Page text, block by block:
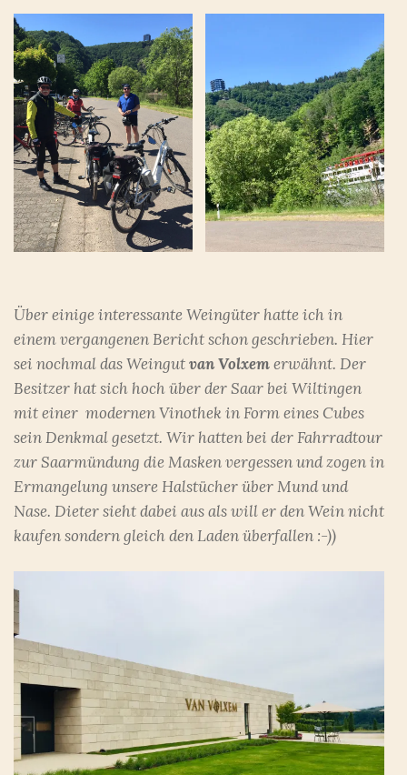
Über einige interessante Weingüter hatte ich in
einem vergangenen Bericht schon geschrieben. Hier
sei nochmal das Weingutvan Volxemerwähnt. Der
Besitzer hat sich hoch über der Saar bei Wiltingen
mit einer modernen Vinothek in Form eines Cubes
sein Denkmal gesetzt. Wir hatten bei der Fahrradtour
zur Saarmündung die Masken vergessen und zogen in
Ermangelung unsere Halstücher über Mund und
Nase. Dieter sieht dabei aus als will er den Wein nicht
kaufen sondern gleich den Laden überfallen :-))